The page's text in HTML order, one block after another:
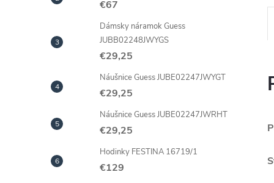
€67
Dámsky náramok Guess
JUBB02248JWYGS
€29,25
Náušnice Guess JUBE02247JWYGT
€29,25
Náušnice Guess JUBE02247JWRHT
€29,25
Hodinky FESTINA 16719/1
€129